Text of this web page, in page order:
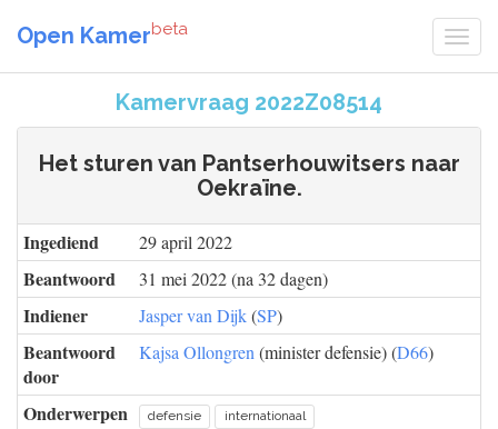
Open Kamerbeta
Kamervraag 2022Z08514
Het sturen van Pantserhouwitsers naar
Oekraïne.
Ingediend 29 april 2022
Beantwoord 31 mei 2022 (na 32 dagen)
Indiener Jasper van Dijk(SP)
Beantwoord
door
Kajsa Ollongren (minister defensie) (D66)
Onderwerpen defensie internationaal